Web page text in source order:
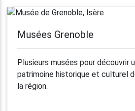
Musées Grenoble
Plusieurs musées pour découvrir
patrimoine historique et culturel
la région.
.